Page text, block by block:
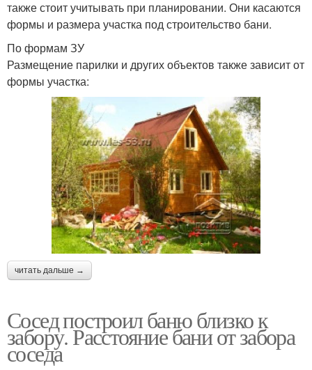
также стоит учитывать при планировании. Они касаются
формы и размера участка под строительство бани.
По формам ЗУ
Размещение парилки и других объектов также зависит от
формы участка:
читать дальше →
Сосед построил баню близко к
забору. Расстояние бани от забора
соседа